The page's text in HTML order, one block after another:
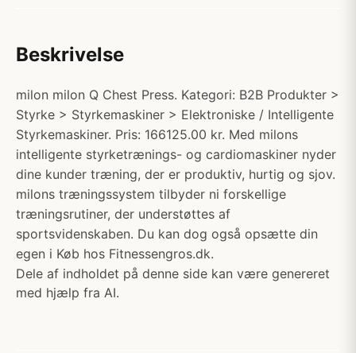
Beskrivelse
milon milon Q Chest Press. Kategori: B2B Produkter >
Styrke > Styrkemaskiner > Elektroniske / Intelligente
Styrkemaskiner. Pris: 166125.00 kr. Med milons
intelligente styrketrænings- og cardiomaskiner nyder
dine kunder træning, der er produktiv, hurtig og sjov.
milons træningssystem tilbyder ni forskellige
træningsrutiner, der understøttes af
sportsvidenskaben. Du kan dog også opsætte din
egen i Køb hos Fitnessengros.dk.
Dele af indholdet på denne side kan være genereret
med hjælp fra AI.